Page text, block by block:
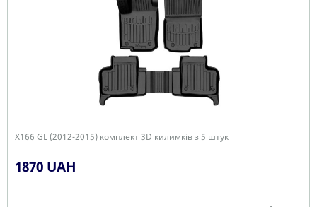
X166 GL (2012-2015) комплект 3D килимків з 5 штук
1870 UAH